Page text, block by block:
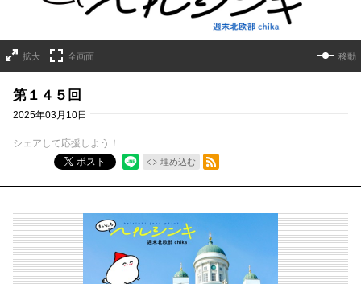
拡大 全画面 移動
第１４５回
2025年03月10日
シェアして応援しよう！
ポスト
埋め込む
RSSフィード